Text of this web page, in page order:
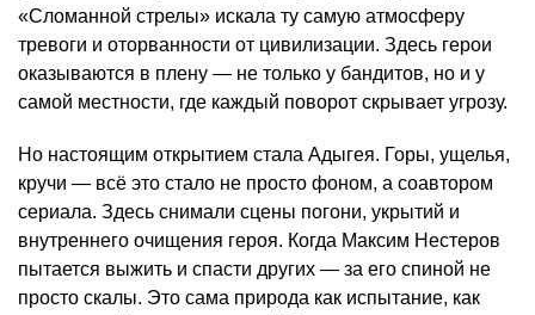
«Сломанной стрелы» искала ту самую атмосферу
тревоги и оторванности от цивилизации. Здесь герои
оказываются в плену — не только у бандитов, но и у
самой местности, где каждый поворот скрывает угрозу.
Но настоящим открытием стала Адыгея. Горы, ущелья,
кручи — всё это стало не просто фоном, а соавтором
сериала. Здесь снимали сцены погони, укрытий и
внутреннего очищения героя. Когда Максим Нестеров
пытается выжить и спасти других — за его спиной не
просто скалы. Это сама природа как испытание, как